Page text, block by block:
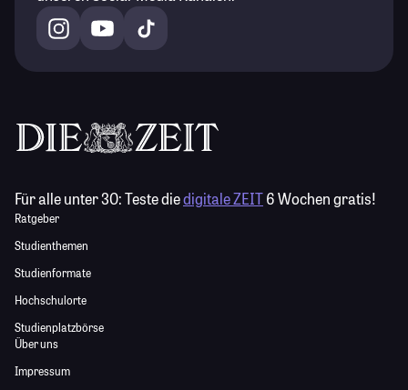
Für alle unter 30:Teste diedigitale ZEIT6 Wochen gratis!
Ratgeber
Studienthemen
Studienformate
Hochschulorte
Studienplatzbörse
Über uns
Impressum